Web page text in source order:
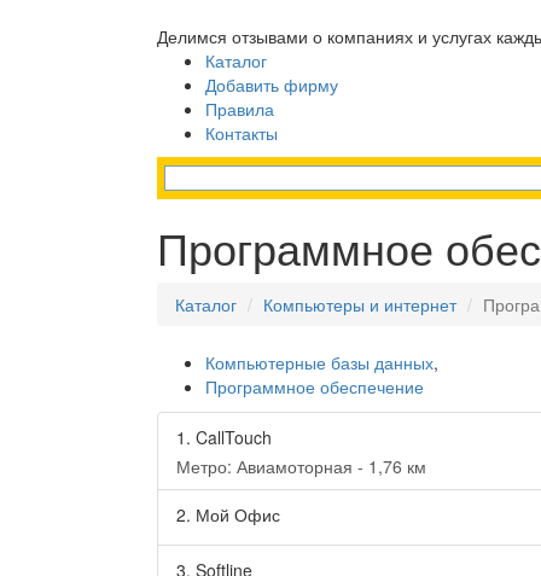
Делимся отзывами о компаниях и услугах
Каталог
Добавить фирму
Правила
Контакты
Программное
Каталог Компьютеры и интернет
Компьютерные базы данных,
Программное обеспечение
1. CallTouch
Метро: Авиамоторная - 1,76 км
2. Мой Офис
3. Softline